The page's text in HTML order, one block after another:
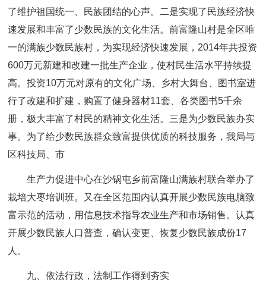
了维护祖国统一、民族团结的心声。二是实现了民族经济快
速发展和丰富了少数民族的文化生活。前富隆山村是全区唯
一的满族少数民族村，为实现经济快速发展，2014年共投资
600万元新建和改建一批生产企业，使村民生活水平持续提
高。投资10万元对原有的文化广场、乡村大舞台、图书室进
行了改建和扩建，购置了健身器材11套、各类图书5千余
册，极大丰富了村民的精神文化生活。三是为少数民族办实
事。为了给少数民族群众致富提供优质的科技服务，我局与
区科技局、市
生产力促进中心在沙锅屯乡前富隆山满族村联合举办了
栽培大枣培训班。又在全区范围内认真开展少数民族电脑致
富示范的活动，用信息技术指导农业生产和市场销售。认真
开展少数民族人口普查，确认变更、恢复少数民族成份17
人。
九、依法行政，法制工作得到夯实